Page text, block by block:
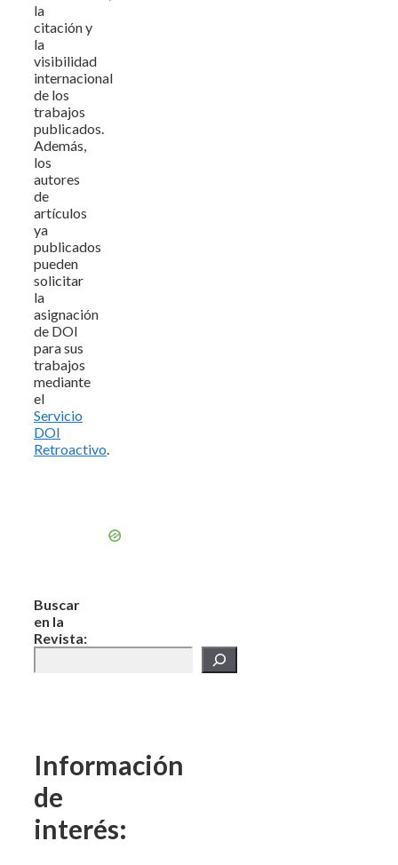
la
citación y
la
visibilidad
internacional
de los
trabajos
publicados.
Además,
los
autores
de
artículos
ya
publicados
pueden
solicitar
la
asignación
de DOI
para sus
trabajos
mediante
el
Servicio
DOI
Retroactivo.
Buscar
en la
Revista:
Información
de
interés: